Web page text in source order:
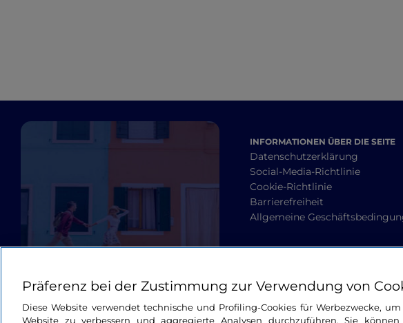
INFORMATIONEN ÜBER DIE SEITE
Datenschutzerklärung
Social-Media-Richtlinie
Cookie-Richtlinie
Barrierefreiheit
Allgemeine
Präferenz bei der Zustimmung zur Verwendung von
Diese Website verwendet technische und Profiling-Cookies für Werbezwecke,
Website zu verbessern und aggregierte Analysen durchzuführen. Sie können